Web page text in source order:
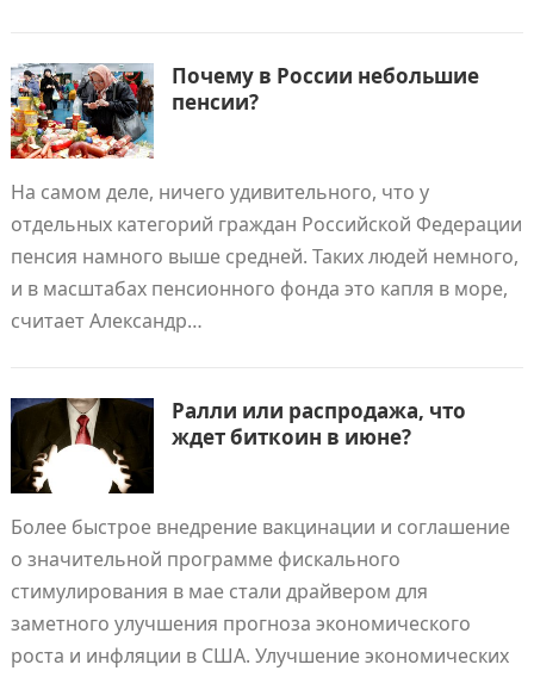
Почему в России небольшие
пенсии?
На самом деле, ничего удивительного, что у
отдельных категорий граждан Российской Федерации
пенсия намного выше средней. Таких людей немного,
и в масштабах пенсионного фонда это капля в море,
считает Александр…
Ралли или распродажа, что
ждет биткоин в июне?
Более быстрое внедрение вакцинации и соглашение
о значительной программе фискального
стимулирования в мае стали драйвером для
заметного улучшения прогноза экономического
роста и инфляции в США. Улучшение экономических